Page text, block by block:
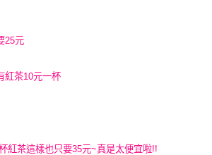
25元
紅茶10元一杯
紅茶這樣也只要35元~真是太便宜啦!!